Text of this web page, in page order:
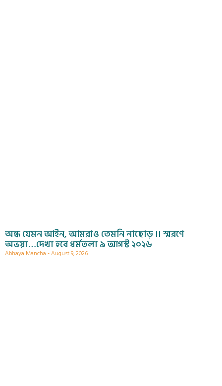
অন্ধ যেমন আইন, আমরাও তেমনি নাছোড় ।। স্মরণে
অভয়া…দেখা হবে ধর্মতলা ৯ আগস্ট ২০২৬
Abhaya Mancha August 9, 2026